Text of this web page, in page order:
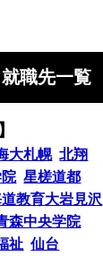
職先一覧
大札幌 北翔
星槎道都
教育大岩見沢
森中央学院
祉 仙台